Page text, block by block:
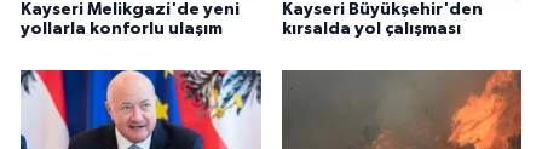
Kayseri Melikgazi'de yeni
yollarla konforlu ulaşım
Kayseri Büyükşehir'den
kırsalda yol çalışması